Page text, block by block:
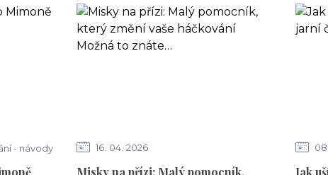
- návody 16 04 2026
Misky na přízi: Malý pomocník,
08
Jak